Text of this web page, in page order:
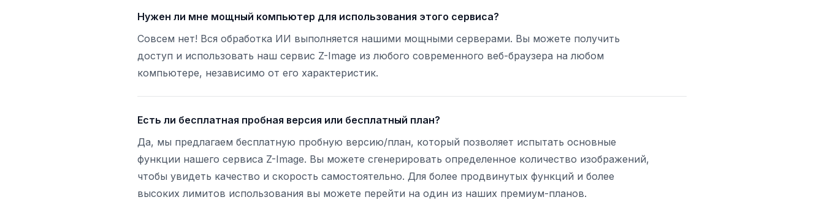
Нужен ли мне мощный компьютер для использования этого сервиса?
Совсем нет! Вся обработка ИИ выполняется нашими мощными серверами. Вы можете получить
доступ и использовать наш сервис Z-Image из любого современного веб-браузера на любом
компьютере, независимо от его характеристик.
Есть ли бесплатная пробная версия или бесплатный план?
Да, мы предлагаем бесплатную пробную версию/план, который позволяет испытать основные
функции нашего сервиса Z-Image. Вы можете сгенерировать определенное количество изображений,
чтобы увидеть качество и скорость самостоятельно. Для более продвинутых функций и более
высоких лимитов использования вы можете перейти на один из наших премиум-планов.